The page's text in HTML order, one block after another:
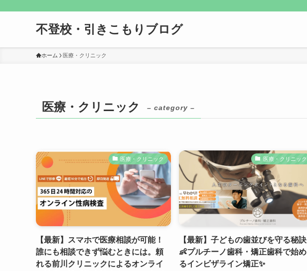
不登校・引きこもりブログ
ホーム 医療・クリニック
医療・クリニック – category –
医療・クリニック
【最新】スマホで医療相談が可能！
誰にも相談できず悩むときには。頼
れる前川クリニックによるオンライ
医療・クリニック
【最新】子どもの歯並びを守る秘訣
👶プルチーノ歯科・矯正歯科で始め
るインビザライン矯正✨